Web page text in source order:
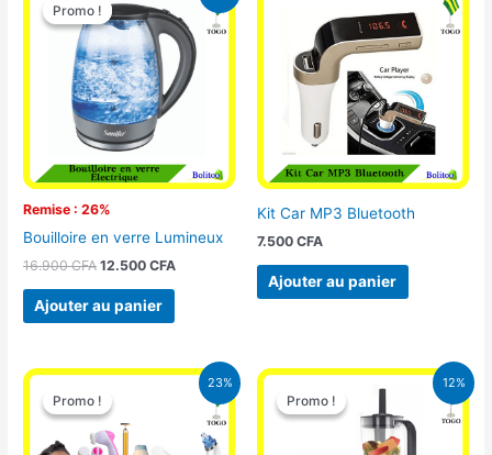
Promo !
Remise : 26%
Promo !
Bouilloire en verre Lumineux
16.900CFA
initial
16.900 CFA.
12.500CFA
actuel
est :
12.500 CFA.
Ajouter au panier
Kit Car MP3 Bluetooth
7.500 CFA
Ajouter au panier
23%
Promo !
Promo !
Le
prix
initial
était :
65.000 CFA.
Le
prix
actuel
49.900 CFA.
12%
Promo !
Promo !
Le
prix
initial
était :
25.000 CFA.
Le
prix
actuel
est :